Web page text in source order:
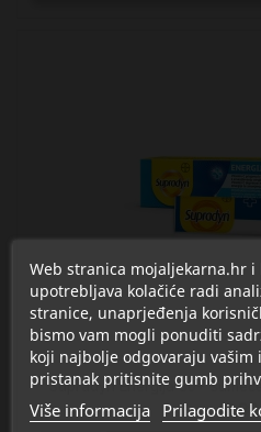
Supradyn Energija 50+
Web stranica mojaljekarna.hr i
upotrebljava kolačiće radi
stranice, unaprjeđenja
bismo vam mogli ponuditi
koji najbolje odgovaraju vašim
pristanak pritisnite gumb
Više informacija Prilagodite